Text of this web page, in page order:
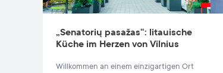
„Senatorių pasažas“: litauische
Küche im Herzen von Vilnius
Willkommen an einem einzigartigen Ort